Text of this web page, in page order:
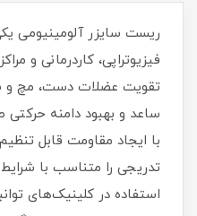
ریست سایزر آلومینیومی
فیزیوتراپی، کاردرمانی و
تقویت عضلات دست، مچ و
ساعد و بهبود دامنه
با ایجاد مقاومت قابل
تدریجی را متناسب با
استفاده در کلینیک‌های